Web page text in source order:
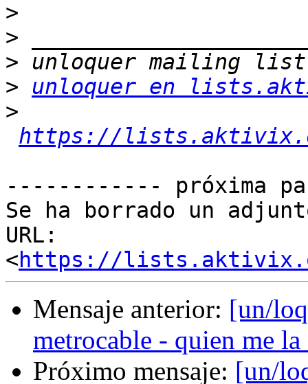
>
>
>
>
unloquer en
>
https://
------------ próxima
Se ha borrado un
URL:
<https://
Mensaje anterior: [un/
metrocable - quien me la
Próximo mensaje: [un/